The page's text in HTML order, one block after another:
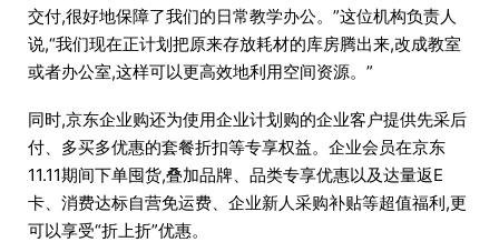
交付,很好地保障了我们的日常教学办公。”这位机构负责人
说,“我们现在正计划把原来存放耗材的库房腾出来,改成教室
或者办公室,这样可以更高效地利用空间资源。”
同时,京东企业购还为使用企业计划购的企业客户提供先采后
付、多买多优惠的套餐折扣等专享权益。企业会员在京东
11.11期间下单囤货,叠加品牌、品类专享优惠以及达量返E
卡、消费达标自营免运费、企业新人采购补贴等超值福利,更
可以享受“折上折”优惠。